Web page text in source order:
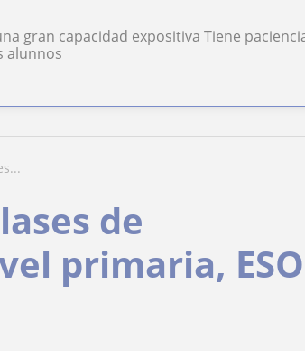
gran capacidad expositiva Tiene
alunnos
de
primaria,